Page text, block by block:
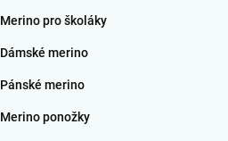
Merino pro školáky
Dámské merino
Pánské merino
Merino ponožky